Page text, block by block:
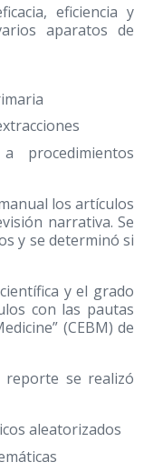
eficiencia y
aparatos de
procedimientos
los artículos
narrativa. Se
y se determinó si
y el grado
con las pautas
(CEBM) de
reporte se realizó
aleatorizados